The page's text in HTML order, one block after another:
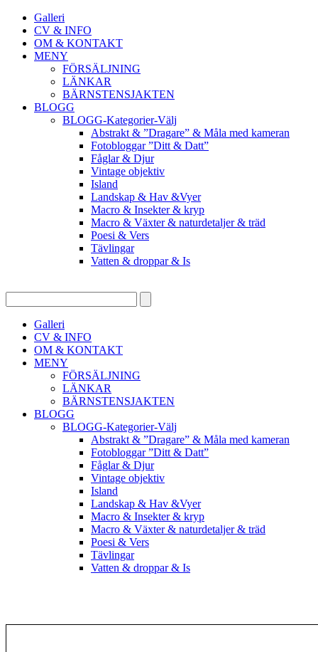
Galleri
CV & INFO
OM & KONTAKT
MENY
FÖRSÄLJNING
LÄNKAR
BÄRNSTENSJAKTEN
BLOGG
BLOGG-Kategorier-Välj
Abstrakt & ”Dragare” & Måla med kameran
Fotobloggar ”Ditt & Datt”
Fåglar & Djur
Vintage objektiv
Island
Landskap & Hav &Vyer
Macro & Insekter & kryp
Macro & Växter & naturdetaljer & träd
Poesi & Vers
Tävlingar
Vatten & droppar & Is
Galleri
CV & INFO
OM & KONTAKT
MENY
FÖRSÄLJNING
LÄNKAR
BÄRNSTENSJAKTEN
BLOGG
BLOGG-Kategorier-Välj
Abstrakt & ”Dragare” & Måla med kameran
Fotobloggar ”Ditt & Datt”
Fåglar & Djur
Vintage objektiv
Island
Landskap & Hav &Vyer
Macro & Insekter & kryp
Macro & Växter & naturdetaljer & träd
Poesi & Vers
Tävlingar
Vatten & droppar & Is